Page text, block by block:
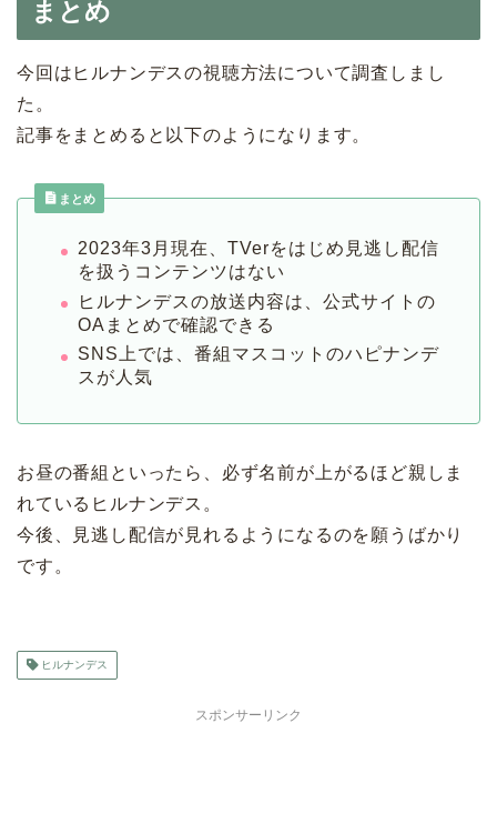
まとめ
今回はヒルナンデスの視聴方法について調査しまし
た。
記事をまとめると以下のようになります。
まとめ
2023年3月現在、TVerをはじめ見逃し配信
を扱うコンテンツはない
ヒルナンデスの放送内容は、公式サイトの
OAまとめで確認できる
SNS上では、番組マスコットのハピナンデ
スが人気
お昼の番組といったら、必ず名前が上がるほど親しま
れているヒルナンデス。
今後、見逃し配信が見れるようになるのを願うばかり
です。
ヒルナンデス
スポンサーリンク